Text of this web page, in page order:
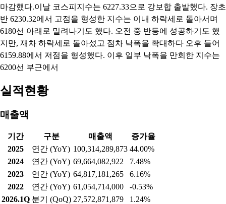
마감했다.이날 코스피지수는 6227.33으로 강보합 출발했다. 장초
반 6230.32에서 고점을 형성한 지수는 이내 하락세로 돌아서며
6180선 아래로 밀려나기도 했다. 오전 중 반등에 성공하기도 했
지만, 재차 하락세로 돌아섰고 점차 낙폭을 확대하다 오후 들어
6159.88에서 저점을 형성했다. 이후 일부 낙폭을 만회한 지수는
6200선 부근에서
실적현황
매출액
기간 구분 매출액
증가율
2025
연간 (YoY) 100,314,289,873 44.00%
2024
연간 (YoY) 69,664,082,922
7.48%
2023
연간 (YoY) 64,817,181,265
6.16%
2022
연간 (YoY) 61,054,714,000
-0.53%
2026.1Q 분기 (QoQ) 27,572,871,879
1.24%